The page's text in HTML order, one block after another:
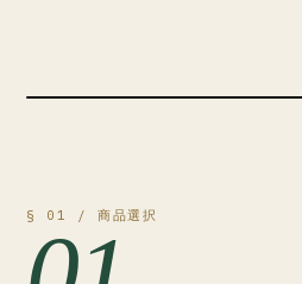
§ 01 / 商品選択